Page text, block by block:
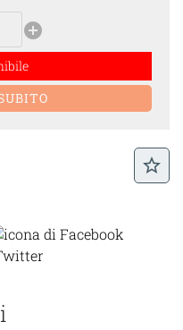
add_circle
star_border